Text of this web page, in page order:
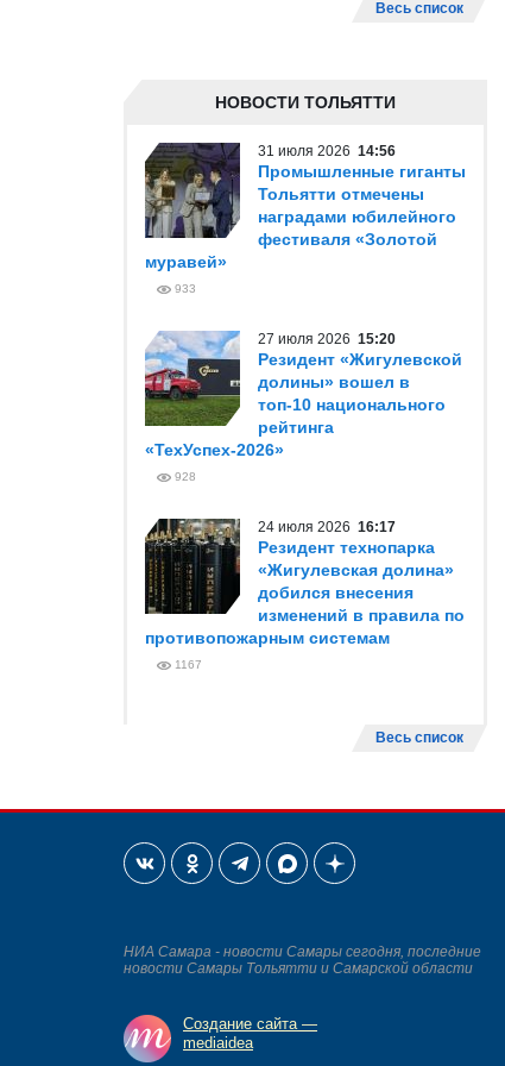
Весь список
НОВОСТИ ТОЛЬЯТТИ
31 июля 2026 14:56
Промышленные гиганты
Тольятти отмечены
наградами юбилейного
фестиваля «Золотой
муравей»
933
27 июля 2026 15:20
Резидент «Жигулевской
долины» вошел в
топ-10 национального
рейтинга
«ТехУспех-2026»
928
24 июля 2026 16:17
Резидент технопарка
«Жигулевская долина»
добился внесения
изменений в правила по
противопожарным системам
1167
Весь список
НИА Самара - новости Самары сегодня, последние
новости Самары Тольятти и Самарской области
Создание сайта —
mediaidea